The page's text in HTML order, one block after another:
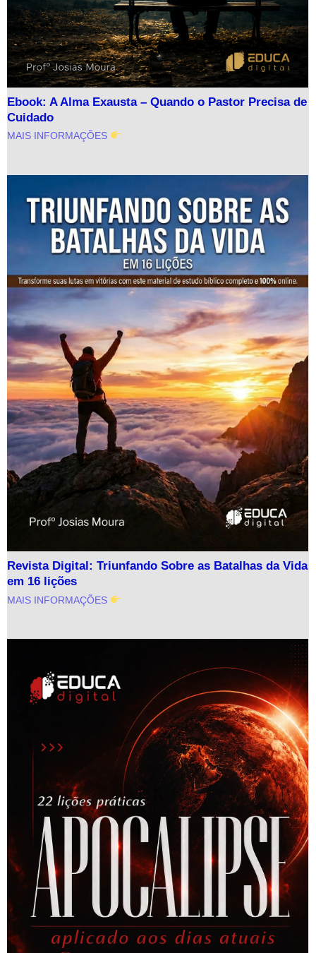
Ebook: A Alma Exausta – Quando o Pastor Precisa de
Cuidado
MAIS INFORMAÇÕES
Revista Digital: Triunfando Sobre as Batalhas da Vida
em 16 lições
MAIS INFORMAÇÕES